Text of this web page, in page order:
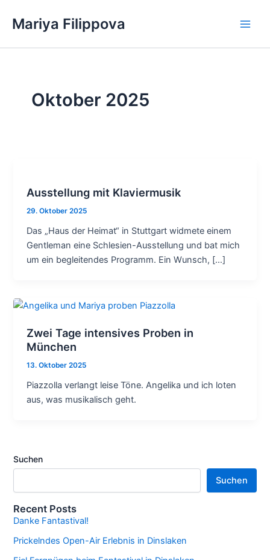
InhaltMariya Filippova
Oktober 2025
Ausstellung mit Klaviermusik
29. Oktober 2025
Das „Haus der Heimat“ in Stuttgart widmete einem
Gentleman eine Schlesien-Ausstellung und bat mich
um ein begleitendes Programm. Ein Wunsch, […]
Zwei Tage intensives Proben in
München
13. Oktober 2025
Piazzolla verlangt leise Töne. Angelika und ich loten
aus, was musikalisch geht.
Suchen
Suchen
Recent Posts
Danke Fantastival!
Prickelndes Open-Air Erlebnis in Dinslaken